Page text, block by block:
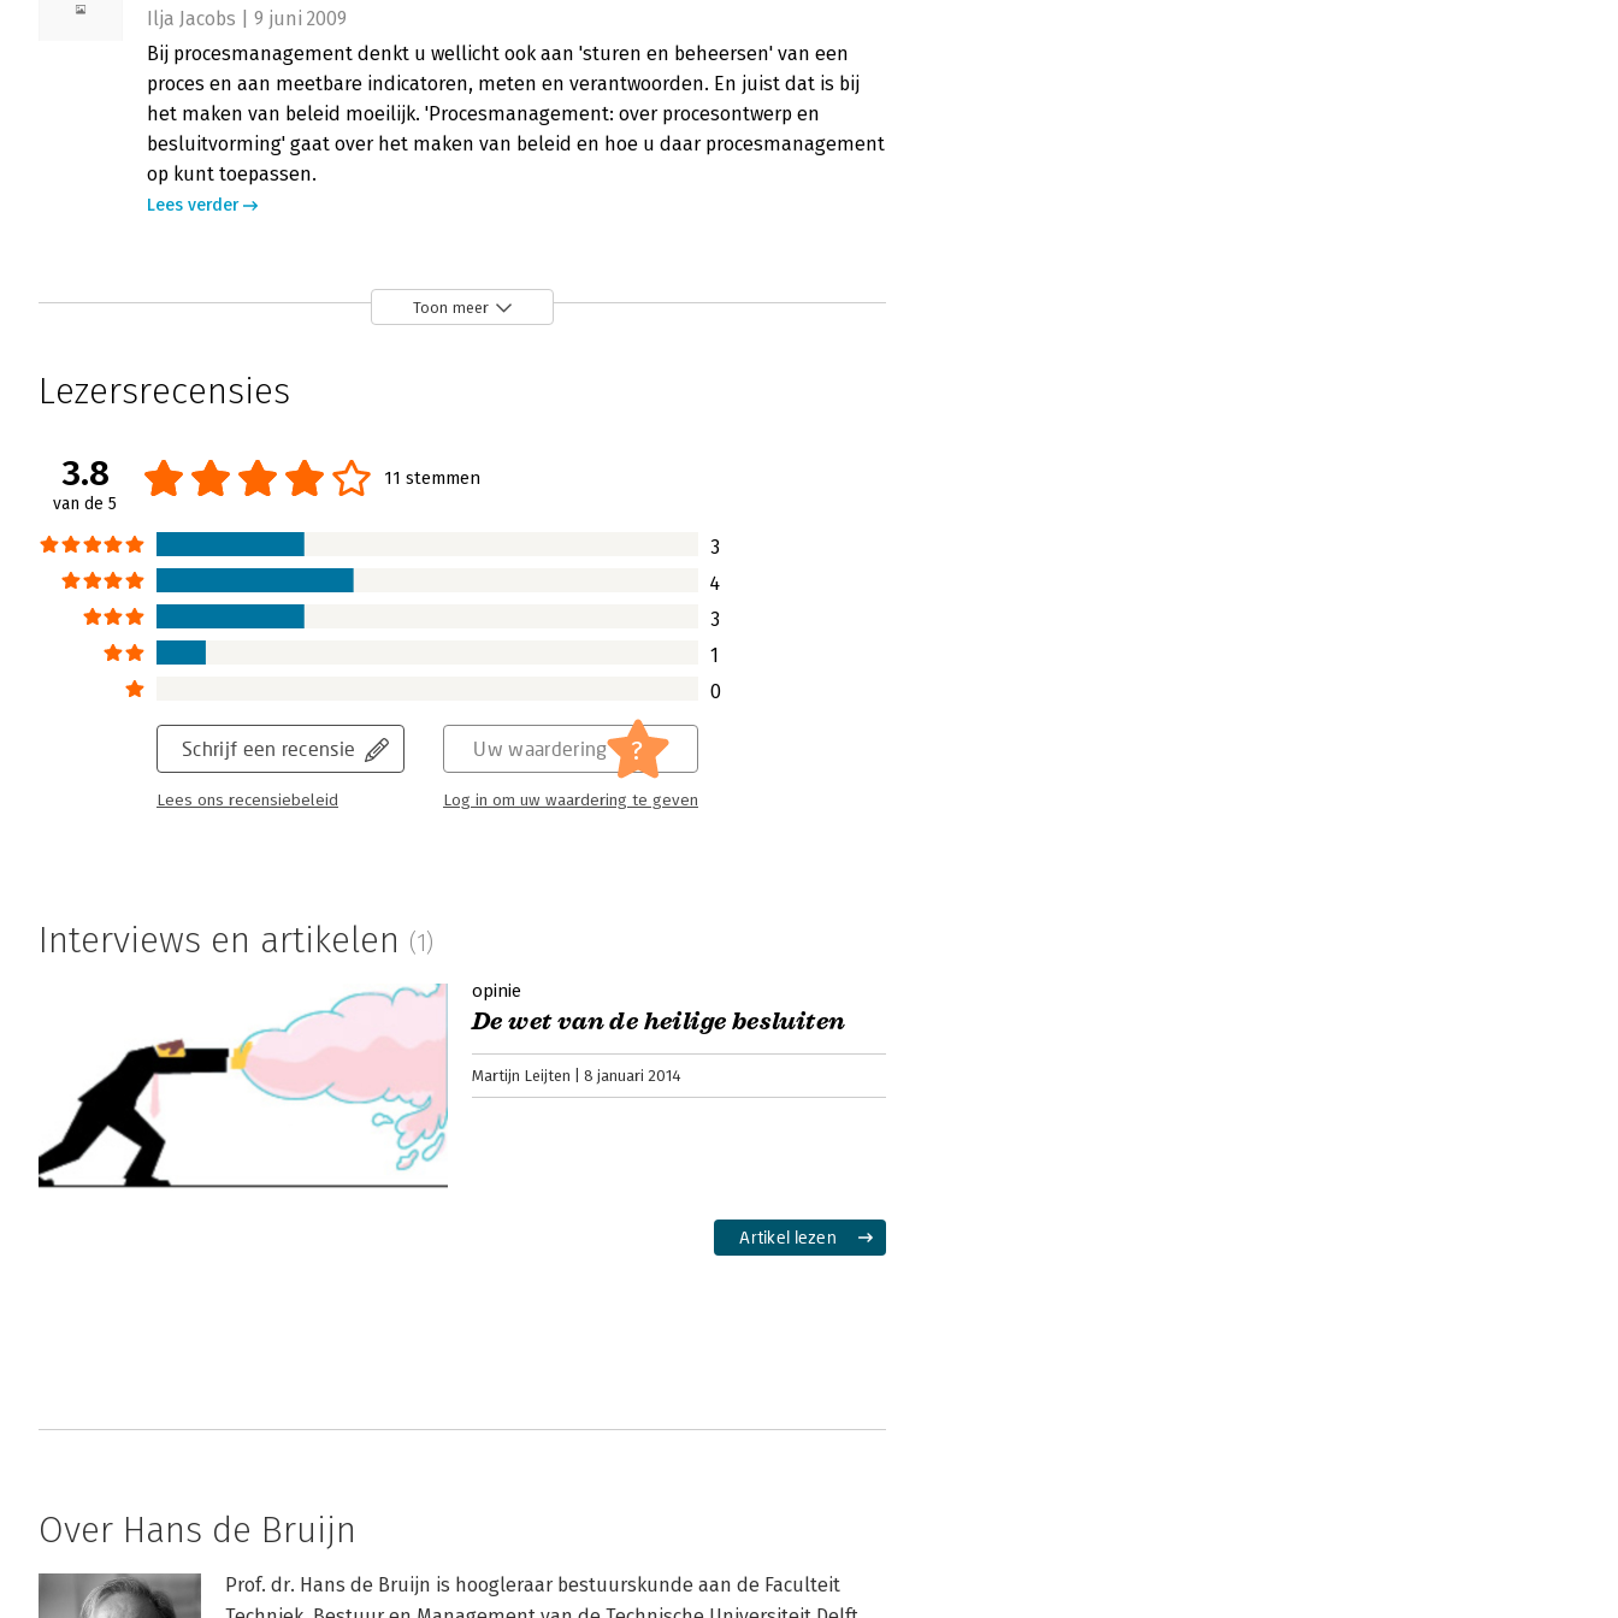
Ilja Jacobs | 9 juni 2009
Bij procesmanagement denkt u wellicht ook aan 'sturen en beheersen' van een
proces en aan meetbare indicatoren, meten en verantwoorden. En juist dat is bij
het maken van beleid moeilijk. 'Procesmanagement: over procesontwerp en
besluitvorming' gaat over het maken van beleid en hoe u daar procesmanagement
op kunt toepassen.
Lees verder
Toon meer
Lezersrecensies
3.8
van de 5
11 stemmen
3
4
3
1
0
Schrijf een recensie
Lees ons recensiebeleid
Uw waardering ?
Log in om uw waardering te geven
Interviews en artikelen (1)
opinie
De wet van de heilige besluiten
Martijn Leijten 8 januari 2014
Artikel lezen
Over Hans de Bruijn
Prof. dr. Hans de Bruijn is hoogleraar bestuurskunde aan de Faculteit